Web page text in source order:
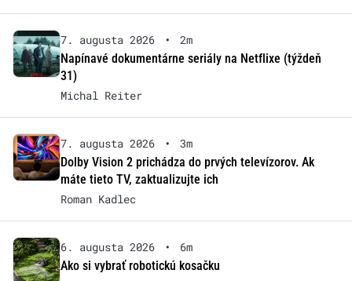
7. augusta 2026 •
2m
Napínavé dokumentárne seriály na Netflixe (týždeň
31)
Michal Reiter
7. augusta 2026 •
3m
Dolby Vision 2 prichádza do prvých televízorov. Ak
máte tieto TV, zaktualizujte ich
Roman Kadlec
6. augusta 2026 •
6m
Ako si vybrať robotickú kosačku